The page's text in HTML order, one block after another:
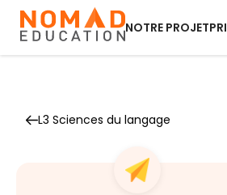
NOTRE PROJET
L3 Sciences du langage